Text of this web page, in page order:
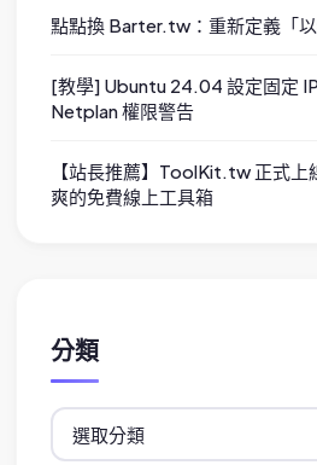
點點換 Barter.tw：重新定義「
[教學] Ubuntu 24.04 設定固定
Netplan 權限警告
【站長推薦】ToolKit.tw 正式上
爽的免費線上工具箱
分類
分
類